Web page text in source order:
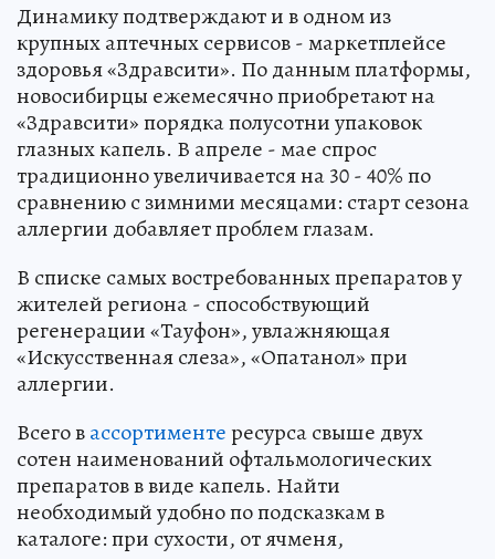
Динамику подтверждают и в одном из
крупных аптечных сервисов - маркетплейсе
здоровья «Здравсити». По данным платформы,
новосибирцы ежемесячно приобретают на
«Здравсити» порядка полусотни упаковок
глазных капель. В апреле - мае спрос
традиционно увеличивается на 30 - 40% по
сравнению с зимними месяцами: старт сезона
аллергии добавляет проблем глазам.
В списке самых востребованных препаратов у
жителей региона - способствующий
регенерации «Тауфон», увлажняющая
«Искусственная слеза», «Опатанол» при
аллергии.
Всего вассортиментересурса свыше двух
сотен наименований офтальмологических
препаратов в виде капель. Найти
необходимый удобно по подсказкам в
каталоге: при сухости, от ячменя,